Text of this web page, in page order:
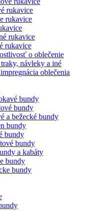
rukavice
rukavice
rukavice
rukavice
o oblečenie
návleky a iné
oblečenia
bundy
bundy
a bežecké bundy
bundy
bundy
bundy
a kabáty
bundy
bundy